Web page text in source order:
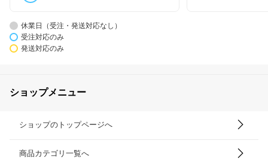
休業日（受注・発送対応なし）
受注対応のみ
発送対応のみ
ショップメニュー
ショップのトップページへ
商品カテゴリ一覧へ